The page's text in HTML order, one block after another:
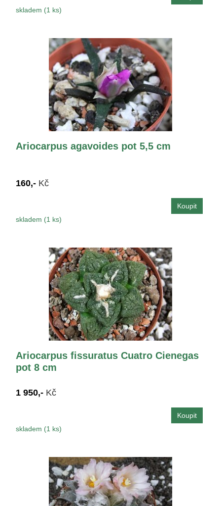
skladem (1 ks)
Ariocarpus agavoides pot 5,5 cm
160,- Kč
skladem (1 ks)
Ariocarpus fissuratus Cuatro Cienegas
pot 8 cm
1 950,- Kč
skladem (1 ks)